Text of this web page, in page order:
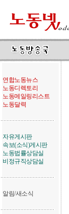
연합노동뉴스
노동디렉토리
노동메일링리스트
노동달력
자유게시판
속보(소식)게시판
노동법률상담실
비정규직상담실
알림/새소식